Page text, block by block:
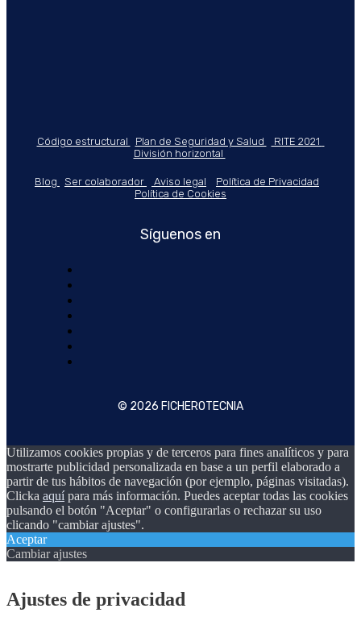
Código estructural Plan de Seguridad y Salud
RITE 2021
División horizontal
Blog Ser colaborador Aviso legal
Política de Privacidad
Política de Cookies
Síguenos en
© 2026 FICHEROTECNIA
Utilizamos cookies propias y de terceros para fines analíticos y para
mostrarte publicidad personalizada en base a un perfil elaborado a
partir de tus hábitos de navegación (por ejemplo, páginas visitadas).
Clicka aquípara más información. Puedes aceptar todas las cookies
pulsando el botón "Aceptar" o configurarlas o rechazar su uso
clicando "cambiar ajustes".
Aceptar
Cambiar ajustes
Ajustes de privacidad